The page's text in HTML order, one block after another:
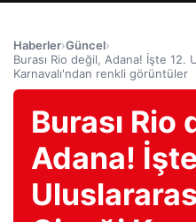
Haberler›Güncel›
Burası Rio değil, Adana! İşte 12.
Karnavalı'ndan renkli görüntüler
Burası Rio
Adana!